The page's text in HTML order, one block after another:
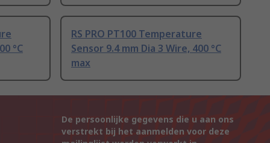
°C
RS PRO PT100 Temperature
Sensor 9.4 mm Dia 3 Wire, 400 °C
max
De persoonlijke gegevens die u aan ons
verstrekt bij het aanmelden voor deze